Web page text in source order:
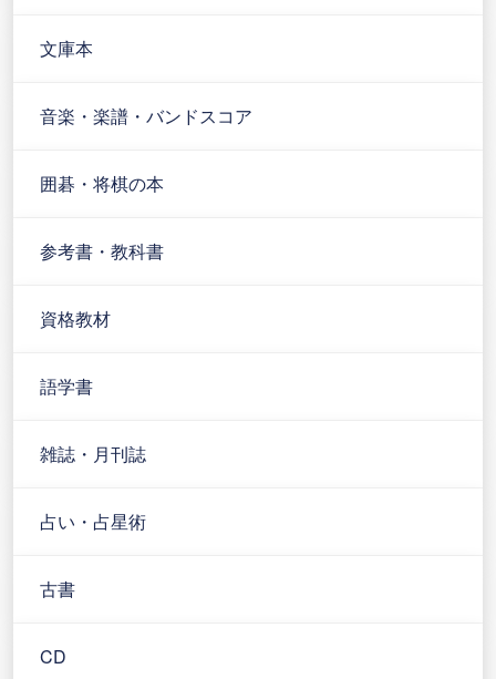
文庫本
音楽・楽譜・バンドスコア
囲碁・将棋の本
参考書・教科書
資格教材
語学書
雑誌・月刊誌
占い・占星術
古書
CD